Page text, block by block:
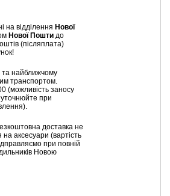
на відділення Нової
Нової Пошти до
(післяплата)
та найближчому
транспортом.
(можливість заносу
при
доставка не
аксесуари (вартість
при повній
Новою